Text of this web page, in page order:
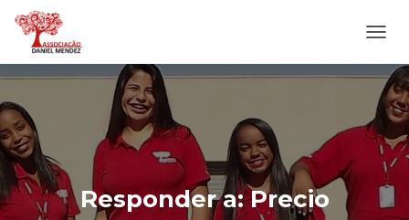
L
T
E
R
N
A
N
A
Responder a: Precio